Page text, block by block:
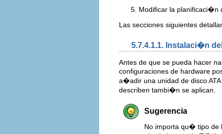
Modificar la planificaci�n
Las secciones siguientes
5.7.4.1.1. Instalaci�n
Antes de que se pueda hacer
configuraciones de hardware
a�adir una unidad de disco
describen tambi�n se aplican.
Sugerencia
No importa qu� tipo de